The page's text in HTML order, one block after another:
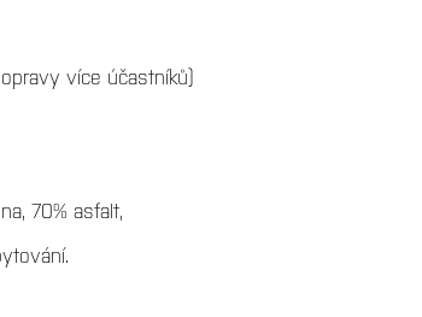
více účastníků)
70% asfalt,